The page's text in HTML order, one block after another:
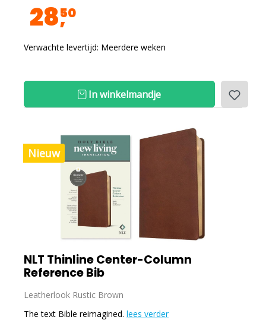
2850
Verwachte levertijd: Meerdere weken
In winkelmandje
Nieuw
NLT Thinline Center-Column
Reference Bib
Leatherlook Rustic Brown
The text Bible reimagined. lees verder